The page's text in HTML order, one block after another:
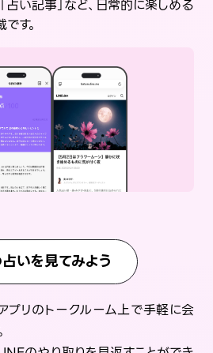
占い記事」など、日常的に楽しめる
す。
いを見てみよう
プリのトークルーム上で手軽に会